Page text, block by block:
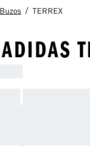
Buzos TERREX